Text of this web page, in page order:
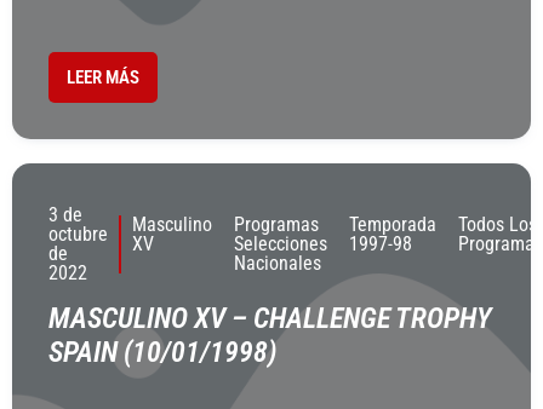
LEER MÁS
3 de
octubre
de
2022
Masculino
XV
Programas
Selecciones
Nacionales
Temporada
1997-98
Todos Los
Programas
MASCULINO XV – CHALLENGE TROPHY
SPAIN (10/01/1998)